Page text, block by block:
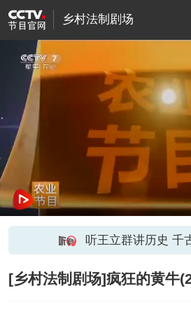
乡村法制剧场
听王立群讲历史 千
[乡村法制剧场]疯狂的黄牛